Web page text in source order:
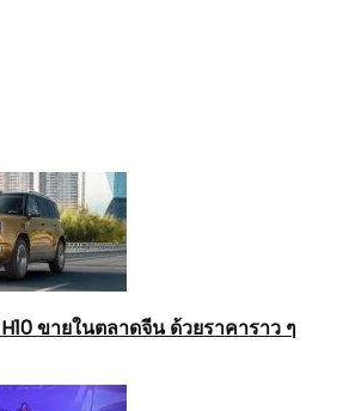
ขายในตลาดจีน ด้วยราคาราว ๆ